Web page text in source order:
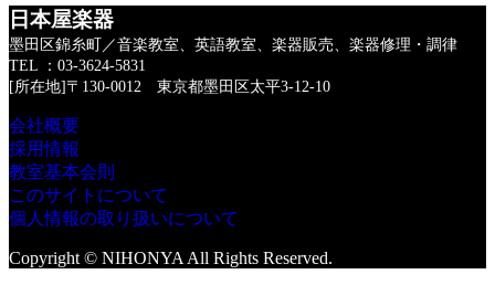
日本屋楽器
墨田区錦糸町／音楽教室、英語教室、楽器販売、楽器修理・調律
TEL ：03-3624-5831
[所在地]〒130-0012 東京都墨田区太平3-12-10
会社概要
採用情報
教室基本会則
このサイトについて
個人情報の取り扱いについて
Copyright © NIHONYA All Rights Reserved.